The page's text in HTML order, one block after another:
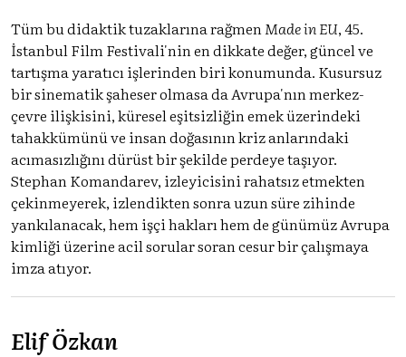
Tüm bu didaktik tuzaklarına rağmen Made in EU, 45.
İstanbul Film Festivali'nin en dikkate değer, güncel ve
tartışma yaratıcı işlerinden biri konumunda. Kusursuz
bir sinematik şaheser olmasa da Avrupa'nın merkez-
çevre ilişkisini, küresel eşitsizliğin emek üzerindeki
tahakkümünü ve insan doğasının kriz anlarındaki
acımasızlığını dürüst bir şekilde perdeye taşıyor.
Stephan Komandarev, izleyicisini rahatsız etmekten
çekinmeyerek, izlendikten sonra uzun süre zihinde
yankılanacak, hem işçi hakları hem de günümüz Avrupa
kimliği üzerine acil sorular soran cesur bir çalışmaya
imza atıyor.
Elif Özkan